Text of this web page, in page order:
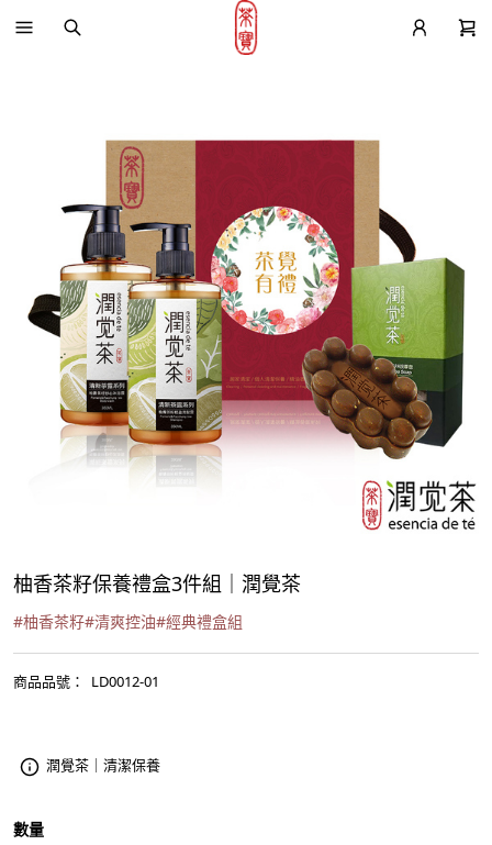
柚香茶籽保養禮盒3件組｜潤覺茶
#柚香茶籽#清爽控油#經典禮盒組
商品品號 ： LD0012-01
潤覺茶｜清潔保養
數量